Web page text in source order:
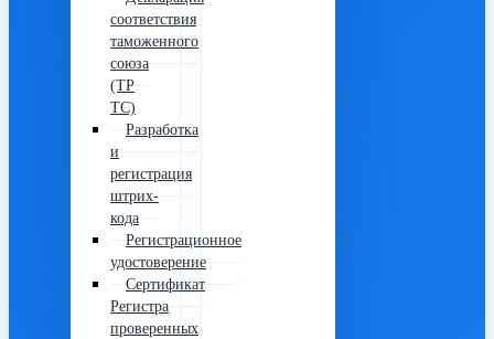
соответствия
таможенного
союза
(ТР
ТС)
Разработка
и
регистрация
штрих-
кода
Регистрационное
удостоверение
Сертификат
Регистра
проверенных